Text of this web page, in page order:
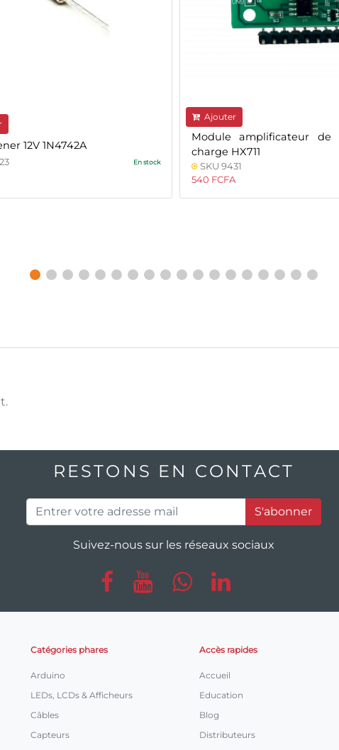
12V 1N4742A
En stock
Ajouter
Module amplificateur de
charge HX711
SKU 9431
540 FCFA
RESTONS EN CONTACT
S'abonner
Suivez-nous sur les réseaux sociaux
Catégories phares
Arduino
LEDs, LCDs & Afficheurs
Câbles
Capteurs
Accès rapides
Accueil
Education
Blog
Distributeurs